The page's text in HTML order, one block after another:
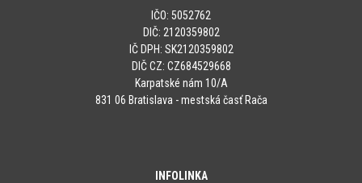
IČO: 5052762
DIČ: 2120359802
IČ DPH: SK2120359802
DIČ CZ: CZ684529668
Karpatské nám 10/A
831 06 Bratislava - mestská časť Rača
INFOLINKA